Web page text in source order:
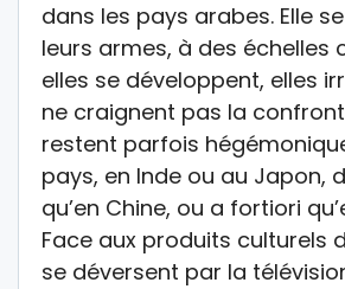
dans les pays arabes. Elle
leurs armes, à des échelles
elles se développent, elles
ne craignent pas la
restent parfois
pays, en Inde ou au Japon,
qu’en Chine, ou a fortiori
Face aux produits culturels
se déversent par la